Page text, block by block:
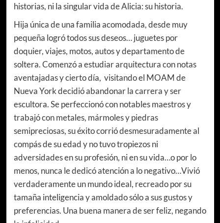
historias, ni la singular vida de Alicia: su historia.
Hija única de una familia acomodada, desde muy
pequeña logró todos sus deseos… juguetes por
doquier, viajes, motos, autos y departamento de
soltera. Comenzó a estudiar arquitectura con notas
aventajadas y cierto día, visitando el MOAM de
Nueva York decidió abandonar la carrera y ser
escultora. Se perfeccionó con notables maestros y
trabajó con metales, mármoles y piedras
semipreciosas, su éxito corrió desmesuradamente al
compás de su edad y no tuvo tropiezos ni
adversidades en su profesión, ni en su vida…o por lo
menos, nunca le dedicó atención a lo negativo…Vivió
verdaderamente un mundo ideal, recreado por su
tamaña inteligencia y amoldado sólo a sus gustos y
preferencias. Una buena manera de ser feliz, negando